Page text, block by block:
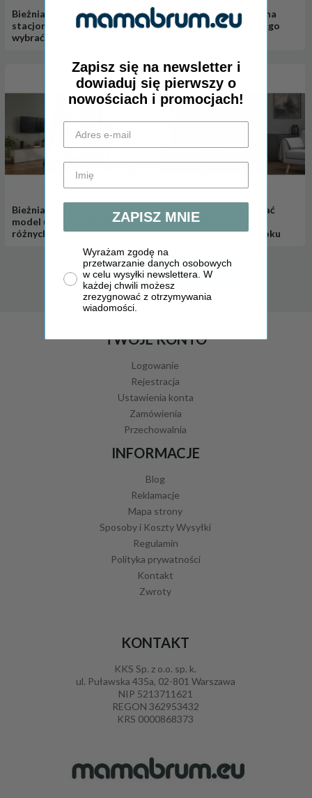
Bieżnia czy rower
stacjonarny — które cardio
wybrać do domu
Trening interwałowy na
bieżni domowej — jak go
Bieżnia dla całej rodziny —
model uniwersalny dla
różnych użytkowników
Jak złożyć i zmontować
bieżnię domową —
instrukcja krok po kroku
Zobacz wszystkie
TWOJE KONTO
Logowanie
Rejestracja
Ustawienia konta
Zamówienia
Przechowalnia
INFORMACJE
Blog
Reklamacje
Mapa strony
Sposoby i Koszty Wysyłki
Regulamin
Polityka prywatności
Kontakt
Zwroty
KONTAKT
KKS Sp. z o.o. sp. k.
ul. Puławska 435a, 02-801 Warszawa
NIP 5213711621
REGON 362953432
KRS 0000868373
Zapisz się na newsletter i
dowiaduj się pierwszy o
nowościach i promocjach!
ZAPISZ MNIE
Wyrażam zgodę na
przetwarzanie danych osobowych
w celu wysyłki newslettera. W
każdej chwili możesz
zrezygnować z otrzymywania
wiadomości.